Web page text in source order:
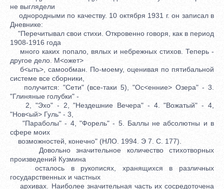
не выглядели
однородными по качеству. 10 октября 1931 г. он записал в
Дневнике:
"Перечитывал свои стихи. Откровенно говоря, как в период
1908-1916 года
много каких попало, вялых и небрежных стихов. Теперь -
другое дело. М<ожет>
б<ыть>, самообман. По-моему, оценивая по пятибальной
системе все сборники,
получится: "Сети" (все-таки 5), "Ос<енние> Озера" - 3.
"Глиняные голубки" -
2, "Эхо" - 2, "Нездешние Вечера" - 4. "Вожатый" - 4,
"Нов<ый> Гуль" - 3,
"Параболы" - 4, "Форель" - 5. Баллы не абсолютны и в
сфере моих
возможностей, конечно" (НЛО. 1994. Э 7. С. 177).
Довольно значительное количество стихотворных
произведений Кузмина
осталось в рукописях, хранящихся в различных
государственных и частных
архивах. Наиболее значительная часть их сосредоточена